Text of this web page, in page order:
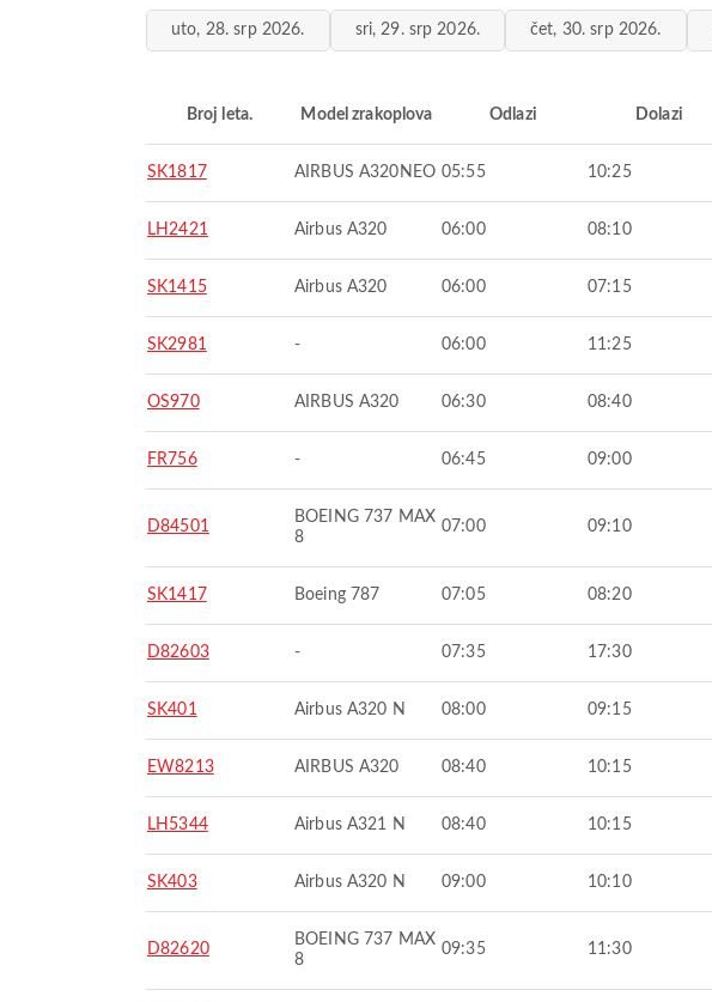
uto, 28. srp 2026. sri, 29. srp 2026. čet, 30. srp 2026.
Broj leta. Model zrakoplova Odlazi Dolazi
SK1817 AIRBUS A320NEO 05:55 10:25
LH2421 Airbus A320 06:00 08:10
SK1415 Airbus A320 06:00 07:15
SK2981 - 06:00 11:25
OS970 AIRBUS A320 06:30 08:40
FR756 - 06:45 09:00
D84501
BOEING 737 MAX
8
07:00 09:10
SK1417 Boeing 787 07:05 08:20
D82603 - 07:35 17:30
SK401 Airbus A320 N 08:00 09:15
EW8213 AIRBUS A320 08:40 10:15
LH5344 Airbus A321 N 08:40 10:15
SK403 Airbus A320 N 09:00 10:10
D82620
BOEING 737 MAX
8
09:35 11:30